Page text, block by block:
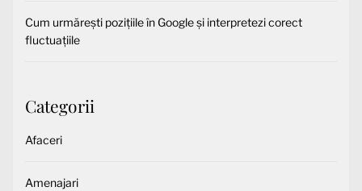
Cum urmărești pozițiile în Google și interpretezi corect
fluctuațiile
Categorii
Afaceri
Amenajari